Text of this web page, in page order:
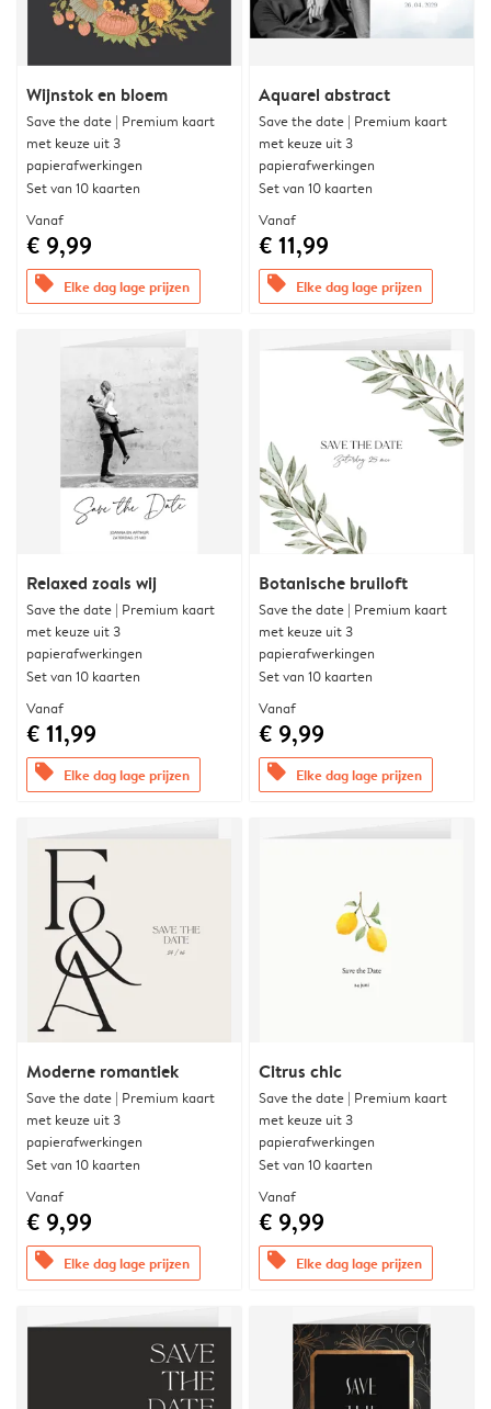
Wijnstok en bloem
Save the date | Premium kaart
met keuze uit 3
papierafwerkingen
Set van 10 kaarten
Vanaf
€ 9,99
offers Elke dag lage prijzen
Aquarel abstract
Save the date | Premium kaart
met keuze uit 3
papierafwerkingen
Set van 10 kaarten
Vanaf
€ 11,99
offers Elke dag lage prijzen
Relaxed zoals wij
Save the date | Premium kaart
met keuze uit 3
papierafwerkingen
Set van 10 kaarten
Vanaf
€ 11,99
offers Elke dag lage prijzen
Botanische bruiloft
Save the date | Premium kaart
met keuze uit 3
papierafwerkingen
Set van 10 kaarten
Vanaf
€ 9,99
offers Elke dag lage prijzen
Moderne romantiek
Save the date | Premium kaart
met keuze uit 3
papierafwerkingen
Set van 10 kaarten
Vanaf
€ 9,99
offers Elke dag lage prijzen
Citrus chic
Save the date | Premium kaart
met keuze uit 3
papierafwerkingen
Set van 10 kaarten
Vanaf
€ 9,99
offers Elke dag lage prijzen